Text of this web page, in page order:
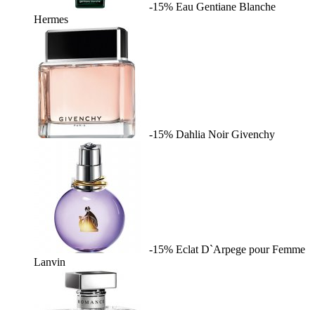
-15% Eau Gentiane Blanche
Hermes
-15% Dahlia Noir Givenchy
-15% Eclat D`Arpege pour Femme
Lanvin